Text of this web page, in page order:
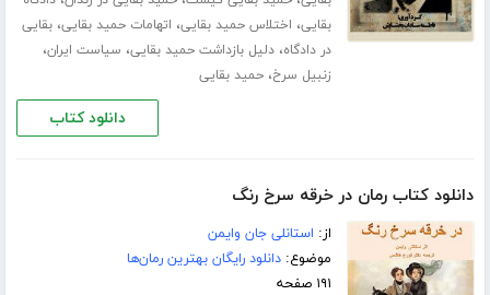
بقایی، اختلاس حمید بقایی، اتهامات حمید بقایی،بقایی
در دادگاه،دلیل بازداشت حمید بقایی، سیاست ایران،
زنبیل سرخ،حمید بقایی
دانلود کتاب
دانلود کتاب رمان در خرقه سرخ رنگ
از: استانلی جان وایمن
موضوع:دانلود رایگان بهترین رمان‌ها
۱۹۱ صفحه